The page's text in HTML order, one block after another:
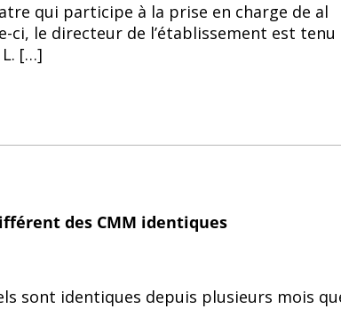
qui participe à la prise en charge de al
le directeur de l’établissement est tenu
[…]
des CMM identiques
sont identiques depuis plusieurs mois